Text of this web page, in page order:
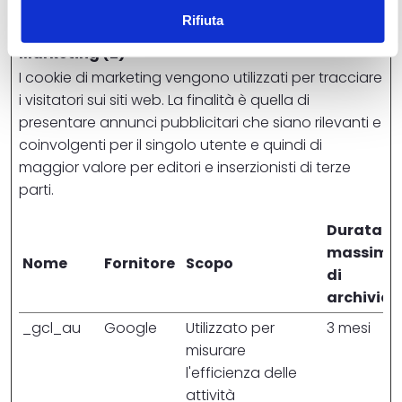
Rifiuta
Marketing (2)
I cookie di marketing vengono utilizzati per tracciare
i visitatori sui siti web. La finalità è quella di
presentare annunci pubblicitari che siano rilevanti e
coinvolgenti per il singolo utente e quindi di
maggior valore per editori e inserzionisti di terze
parti.
Nome Fornitore Scopo
Durata
massima
di
_gcl_au
Google
Utilizzato per
misurare
l'efficienza delle
attività
3 mesi